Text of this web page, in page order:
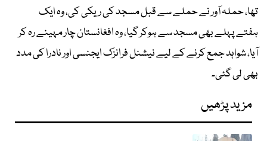
تھا، حملہ آور نے حملے سے قبل مسجد کی ریکی کی، وہ ایک
ہفتے پہلے بھی مسجد سے ہوکر گیا، وہ افغانستان چار مہینے رہ کر
آیا، شواہد جمع کرنے کے لیے نیشنل فرانزک ایجنسی اور نادرا کی مدد
بھی لی گئی۔
مزید پڑھیں